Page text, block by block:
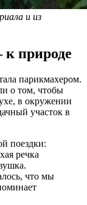
и из
природе
парикмахером.
о том, чтобы
в окружении
участок в
поездки:
речка
что мы